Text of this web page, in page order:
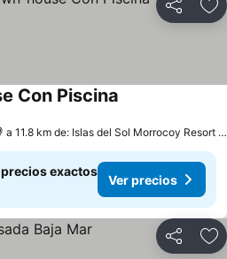
Compartir
Con Piscina
a 11.8 km de: Islas del Sol Morrocoy Resort Chichiriviche
exactos
Ver precios
Compartir